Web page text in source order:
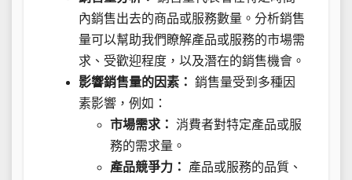
內銷售出去的商品或服務數量。分析銷售
量可以幫助我們瞭解產品或服務的市場需
求、受歡迎程度，以及潛在的銷售機會。
影響銷售量的因素： 銷售量受到多種因
素影響，例如：
市場需求： 消費者對特定產品或服
務的需求量。
產品競爭力：
產品或服務的品質、